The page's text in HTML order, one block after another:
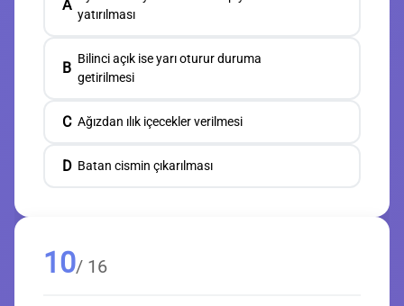
A
yatırılması
B
Bilinci açık ise yarı oturur duruma
getirilmesi
C Ağızdan ılık içecekler verilmesi
D Batan cismin çıkarılması
10/ 16